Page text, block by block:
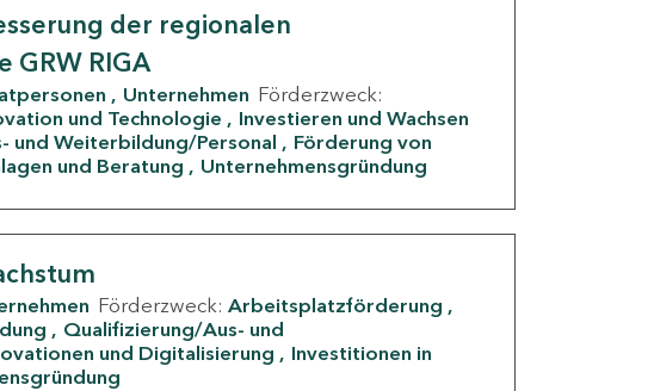
der regionalen
GRW RIGA
Unternehmen Förderzweck:
und Technologie
Investieren und Wachsen
und Weiterbildung/Personal
Förderung von
und Beratung Unternehmensgründung
Förderzweck: Arbeitsplatzförderung
Qualifizierung/Aus- und
und Digitalisierung
Investitionen in